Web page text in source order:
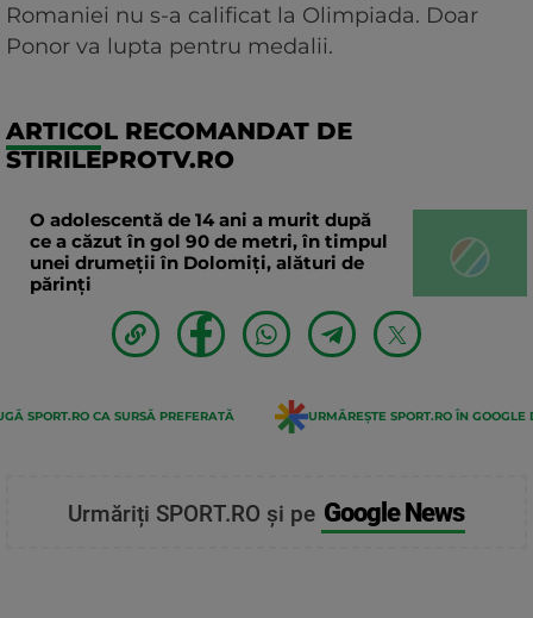
Romaniei nu s-a calificat la Olimpiada. Doar
Ponor va lupta pentru medalii.
ARTICOL RECOMANDAT DE
STIRILEPROTV.RO
O adolescentă de 14 ani a murit după
ce a căzut în gol 90 de metri, în timpul
unei drumeții în Dolomiți, alături de
părinți
SPORT.RO CA SURSĂ PREFERATĂ URMĂREȘTE SPORT.RO ÎN GOOGLE
Urmăriți SPORT.RO și pe Google News